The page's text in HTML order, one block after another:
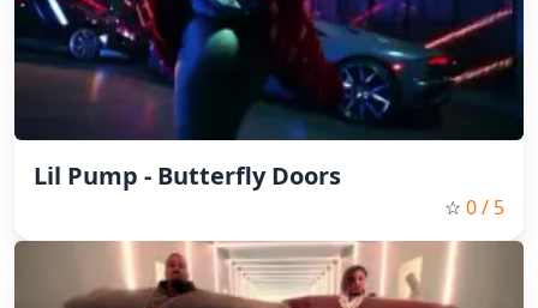
Lil Pump - Butterfly Doors
☆ 0/ 5